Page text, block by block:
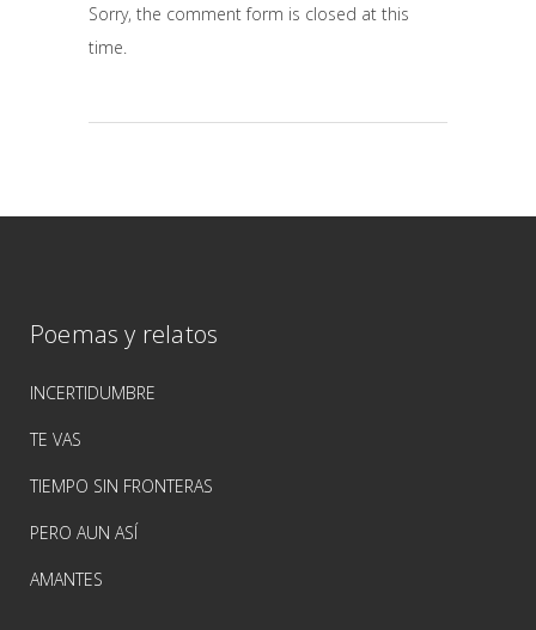
Sorry, the comment form is closed at this
time.
Poemas y relatos
INCERTIDUMBRE
TE VAS
TIEMPO SIN FRONTERAS
PERO AUN ASÍ
AMANTES